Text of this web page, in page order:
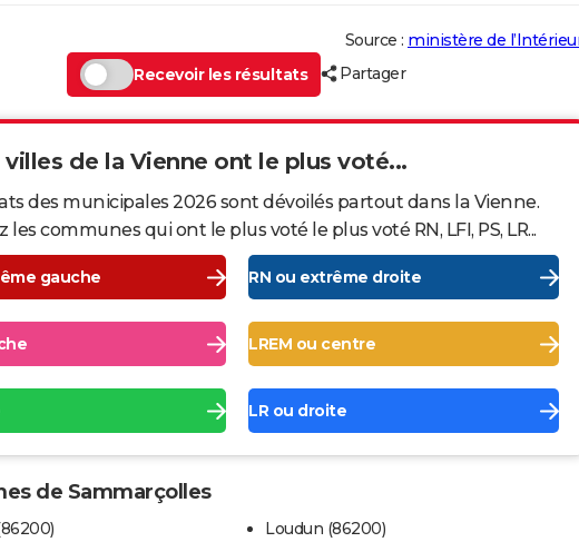
Source : ministère de
Recevoir les résultats
Partager
villes de la Vienne ont le plus voté...
des municipales 2026 sont dévoilés partout dans la Vienne.
les communes qui ont le plus voté le plus voté RN, LFI, PS, LR...
gauche RN ou extrême droite
LREM ou centre
LR ou droite
de Sammarçolles
Loudun (86200)